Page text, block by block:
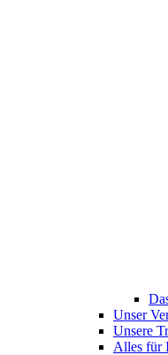
Unser
Unsere
Alles für